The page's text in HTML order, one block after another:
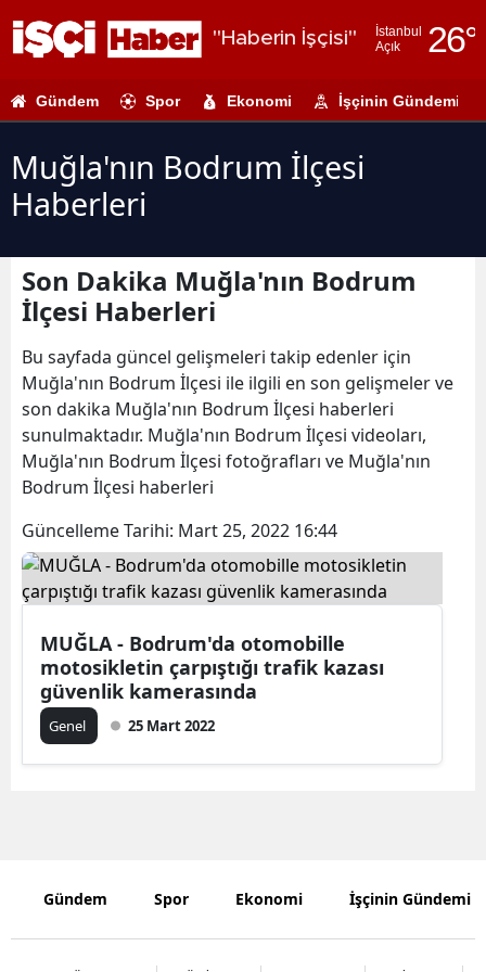
"Haberin İşçisi"
İstanbul
Açık
26°
Adıyaman
Ankara
Artvin
Balıkesir
Bingöl
Denizli
Gündem Spor Ekonomi İşçinin Gündemi
Muğla'nın Bodrum İlçesi
Haberleri
Son Dakika Muğla'nın Bodrum
İlçesi Haberleri
Bu sayfada güncel gelişmeleri takip edenler için
Muğla'nın Bodrum İlçesi ile ilgili en son gelişmeler ve
son dakika Muğla'nın Bodrum İlçesi haberleri
sunulmaktadır. Muğla'nın Bodrum İlçesi videoları,
Muğla'nın Bodrum İlçesi fotoğrafları ve Muğla'nın
Bodrum İlçesi haberleri
Güncelleme Tarihi: Mart 25, 2022 16:44
MUĞLA - Bodrum'da otomobille
motosikletin çarpıştığı trafik kazası
güvenlik kamerasında
Genel 25 Mart 2022
Gündem Spor Ekonomi İşçinin Gündemi